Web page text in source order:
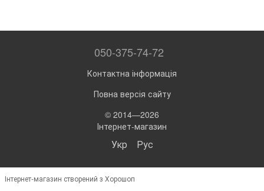
050-375-74-72
Контактна інформація
Повна версія сайту
© 2014—2026
Інтернет-магазин
Укр Рус
Інтернет-магазин створений з Хорошоп